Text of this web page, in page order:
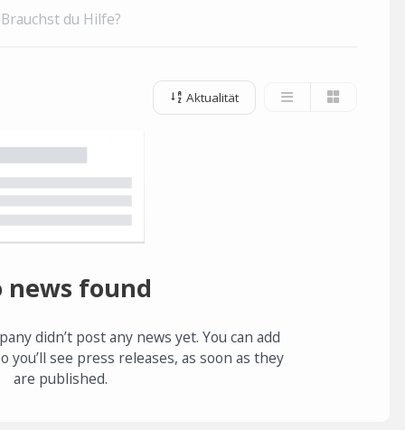
Brauchst du Hilfe?
Aktualität
news found
didn’t post any news yet. You can add
you’ll see press releases, as soon as they
are published.